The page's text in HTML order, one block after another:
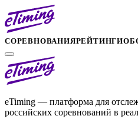
СОРЕВНОВАНИЯРЕЙТИНГИ
eTiming — платформа для
российских соревнований в